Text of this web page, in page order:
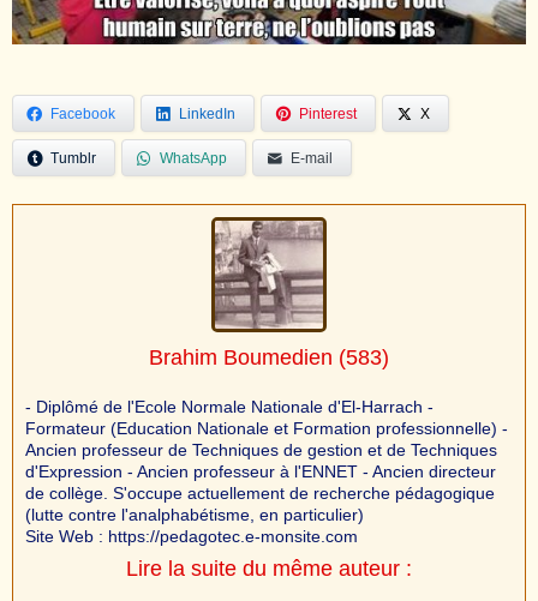
Facebook LinkedIn Pinterest X
Tumblr WhatsApp E-mail
Brahim Boumedien (583)
- Diplômé de l'Ecole Normale Nationale d'El-Harrach -
Formateur (Education Nationale et Formation professionnelle) -
Ancien professeur de Techniques de gestion et de Techniques
d'Expression - Ancien professeur à l'ENNET - Ancien directeur
de collège. S'occupe actuellement de recherche pédagogique
(lutte contre l'analphabétisme, en particulier)
Site Web : https://pedagotec.e-monsite.com
Lire la suite du même auteur :